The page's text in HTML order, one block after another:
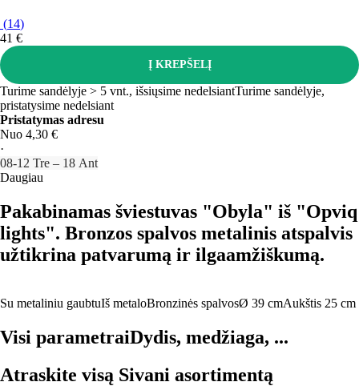
(14)
41 €
Į KREPŠELĮ
Turime sandėlyje > 5 vnt., išsiųsime nedelsiantTurime sandėlyje,
pristatysime nedelsiant
Pristatymas adresu
Nuo 4,30 €
·
08‑12 Tre – 18 Ant
Daugiau
Pakabinamas šviestuvas "Obyla" iš "Opviq
lights". Bronzos spalvos metalinis atspalvis
užtikrina patvarumą ir ilgaamžiškumą.
Su metaliniu gaubtuIš metaloBronzinės spalvosØ 39 cmAukštis 25 cm
Visi parametraiDydis, medžiaga, ...
Atraskite visą Sivani asortimentą